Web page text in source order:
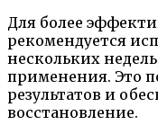
Для более
рекомендуется
нескольких
применения. Это
результатов и
восстановление.